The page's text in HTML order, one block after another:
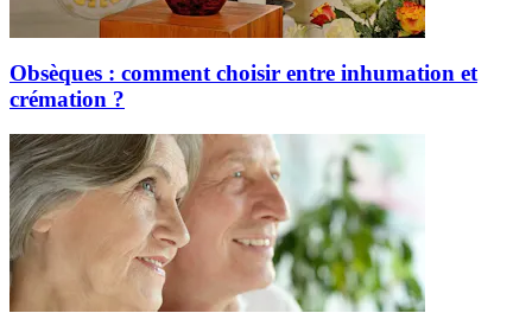
Obsèques : comment choisir entre inhumation et
crémation ?